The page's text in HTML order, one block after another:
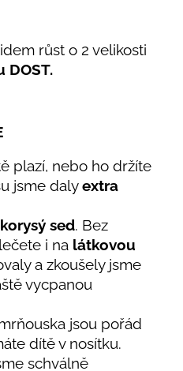
růst o 2 velikosti
DOST.
plazí, nebo ho držíte
jsme dalyextra
sed. Bez
i na látkovou
a zkoušely jsme
vycpanou
jsou pořád
dítě v nosítku.
schválně